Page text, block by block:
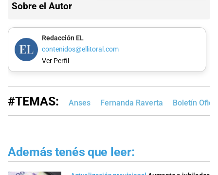
Sobre el Autor
Redacción EL
contenidos@ellitoral.com
Ver Perfil
#TEMAS: Anses Fernanda Raverta Boletín
Además tenés que leer: